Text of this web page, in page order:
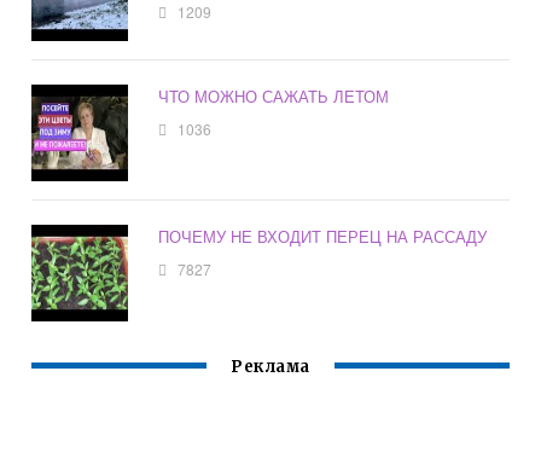
1209
ЧТО МОЖНО САЖАТЬ ЛЕТОМ
1036
ПОЧЕМУ НЕ ВХОДИТ ПЕРЕЦ НА РАССАДУ
7827
Реклама